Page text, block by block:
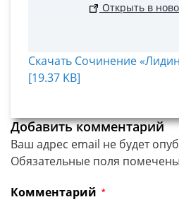
Открыть в
Скачать Сочинение
[19.37 KB]
Добавить комментарий
Ваш адрес email не будет
Обязательные поля помечены
Комментарий *